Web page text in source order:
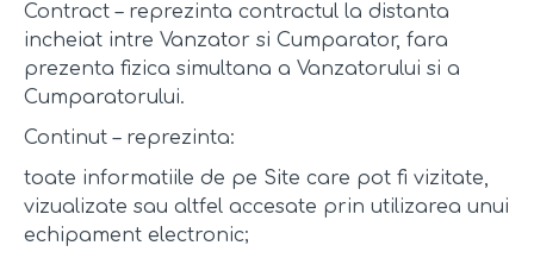
Contract – reprezinta contractul la distanta
incheiat intre Vanzator si Cumparator, fara
prezenta fizica simultana a Vanzatorului si a
Cumparatorului.
Continut – reprezinta:
toate informatiile de pe Site care pot fi vizitate,
vizualizate sau altfel accesate prin utilizarea unui
echipament electronic;